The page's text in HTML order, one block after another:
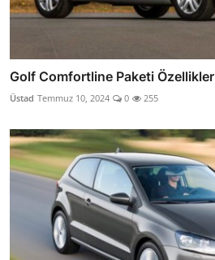
Golf Comfortline Paketi
Üstad Temmuz 10, 2024 0 255